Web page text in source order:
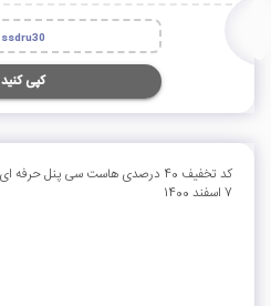
ssdru30
کپی کنید
کد تخفیف 40 درصدی هاست سی پنل
7 اسفند 1400